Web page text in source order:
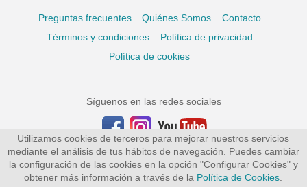
Preguntas frecuentes Quiénes Somos
Contacto
Términos y condiciones
Política de privacidad
Política de cookies
Síguenos en las redes sociales
Utilizamos cookies de terceros para mejorar nuestros servicios
mediante el análisis de tus hábitos de navegación. Puedes cambiar
la configuración de las cookies en la opción "Configurar Cookies" y
obtener más información a través de la Política de Cookies.